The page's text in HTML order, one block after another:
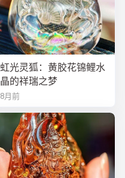
虹光灵狐：黄胶花锦鲤水
晶的祥瑞之梦
8月前